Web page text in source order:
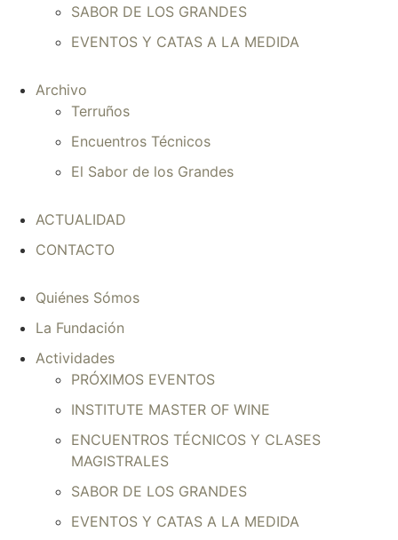
SABOR DE LOS GRANDES
EVENTOS Y CATAS A LA MEDIDA
Archivo
Terruños
Encuentros Técnicos
El Sabor de los Grandes
ACTUALIDAD
CONTACTO
Quiénes Sómos
La Fundación
Actividades
PRÓXIMOS EVENTOS
INSTITUTE MASTER OF WINE
ENCUENTROS TÉCNICOS Y CLASES
MAGISTRALES
SABOR DE LOS GRANDES
EVENTOS Y CATAS A LA MEDIDA